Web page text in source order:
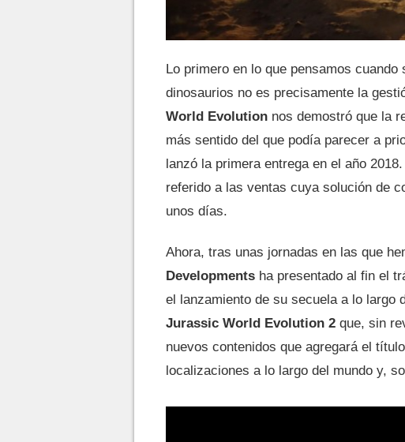
Lo primero en lo que pensamos
dinosaurios no es precisamente la
World Evolution nos demostró que la
más sentido del que podía parecer a
lanzó la primera entrega en el año
referido a las ventas cuya solución de
unos días.
Ahora, tras unas jornadas en las que
Developments ha presentado al fin el
el lanzamiento de su secuela a lo largo
Jurassic World Evolution 2 que, sin
nuevos contenidos que agregará el
localizaciones a lo largo del mundo y,